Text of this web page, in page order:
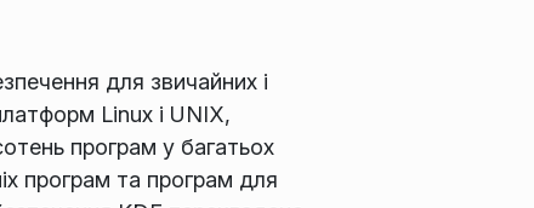
для звичайних і
Linux і UNIX,
програм у багатьох
програм та програм для